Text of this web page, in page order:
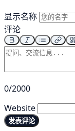
显示名称
评论
0/2000
Website
发表评论